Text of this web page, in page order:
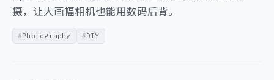
摄，让大画幅相机也能用数码后背。
Photography DIY